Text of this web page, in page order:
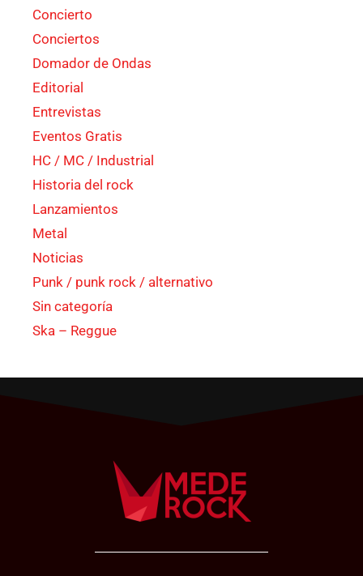
Concierto
Conciertos
Domador de Ondas
Editorial
Entrevistas
Eventos Gratis
HC / MC / Industrial
Historia del rock
Lanzamientos
Metal
Noticias
Punk / punk rock / alternativo
Sin categoría
Ska – Reggue